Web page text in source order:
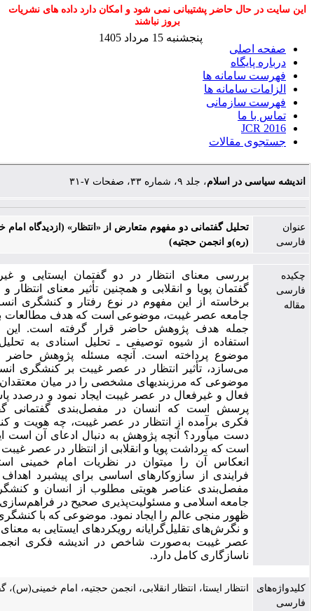
حال حاضر پشتیبانی نمی شود و امکان دارد داده های نشریات
اصلی
پایگاه
سامانه ها
سامانه ها
سازمانی
ما
JCR
مقالات
در اسلام، جلد ۹، شماره ۳۳، صفحات ۷-۳۱
تحلیل گفتمانی دو مفهوم متعارض از «انتظار» (ازدیدگاه امام خمینی
(ره)و انجمن حجتیه)
بررسی معنای انتظار در دو گفتمان ایستایی و غیرانقلابی و
گفتمان پویا و انقلابی و همچنین تأثیر معنای انتظار و انگاره­های
برخاسته از این مفهوم در نوع رفتار و کنشگری انسان در یک
جامعه عصر غیبت، موضوعی است که هدف مطالعات بسیاری از
جمله هدف پژوهش حاضر قرار گرفته است. این نوشتار با
استفاده از شیوه توصیفی ـ تحلیل اسنادی به تحلیل گفتمانی
موضوع پرداخته است. آنچه مسئله پژوهش حاضر را مطرح
می‌سازد، تأثیر انتظار در عصر غیبت بر کنشگری انسان است؛
موضوعی که مرزبندی­های مشخصی را در میان معتقدان به حضور
فعال و غیرفعال در عصر غیبت ایجاد نمود و درصدد پاسخ به این
پرسش است که انسان در مفصل‌بندی گفتمانی گفتمان‌های
فکری برآمده از انتظار در عصر غیبت، چه هویت و کنشی را به
دست می­آورد؟ آنچه پژوهش به دنبال ادعای آن است این مطلب
است که برداشت پویا و انقلابی از انتظار در عصر غیبت که آیینه و
انعکاس آن را می­توان در نظریات امام خمینی استناد نمود،
فرایندی از سازوکارهای اساسی برای پیشبرد اهداف آرمانی و
مفصل‌بندی عناصر هویتی مطلوب از انسان و کنشگری آن در
جامعه اسلامی و مسئولیت‌پذیری صحیح در فراهم‌سازی بسترهای
ظهور منجی عالم را ایجاد نمود. موضوعی که با کنشگری منفعلانه
و نگرش‌های تقلیل‌گرایانه رویکردهای ایستایی به معنای انتظار در
عصر غیبت به‌صورت شاخص در اندیشه فکری انجمن حجتیه،
ناسازگاری کامل دارد.
انتظار ایستا، انتظار انقلابی، انجمن حجتیه، امام خمینی(س)، گفتمان،